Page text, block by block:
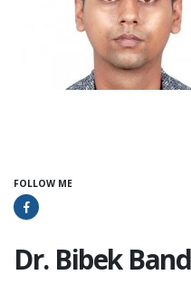
Dr. Bibek
FOLLOW ME